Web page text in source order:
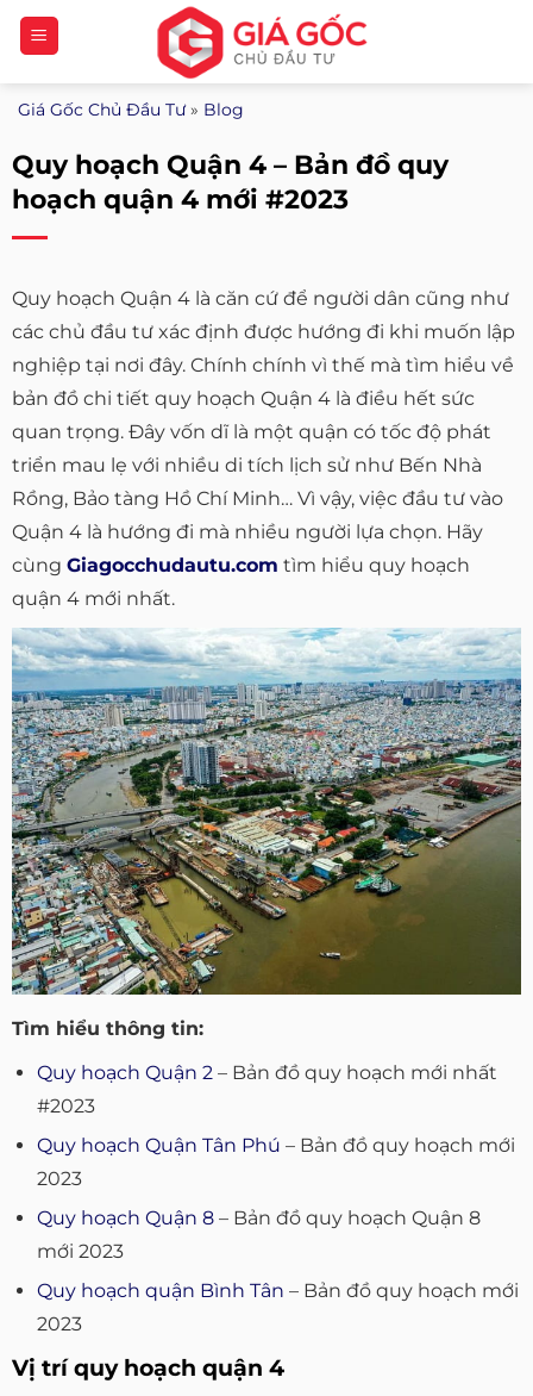
Bỏ
qua
nội
dung
Giá Gốc Chủ Đầu Tư» Blog
Quy hoạch Quận 4 – Bản đồ quy
hoạch quận 4 mới #2023
Quy hoạch Quận 4 là căn cứ để người dân cũng như
các chủ đầu tư xác định được hướng đi khi muốn lập
nghiệp tại nơi đây. Chính chính vì thế mà tìm hiểu về
bản đồ chi tiết quy hoạch Quận 4 là điều hết sức
quan trọng. Đây vốn dĩ là một quận có tốc độ phát
triển mau lẹ với nhiều di tích lịch sử như Bến Nhà
Rồng, Bảo tàng Hồ Chí Minh… Vì vậy, việc đầu tư vào
Quận 4 là hướng đi mà nhiều người lựa chọn. Hãy
cùng Giagocchudautu.com tìm hiểu quy hoạch
quận 4 mới nhất.
Tìm hiểu thông tin:
Quy hoạch Quận 2– Bản đồ quy hoạch mới nhất
#2023
Quy hoạch Quận Tân Phú – Bản đồ quy hoạch mới
2023
Quy hoạch Quận 8– Bản đồ quy hoạch Quận 8
mới 2023
Quy hoạch quận Bình Tân – Bản đồ quy hoạch mới
2023
Vị trí quy hoạch quận 4